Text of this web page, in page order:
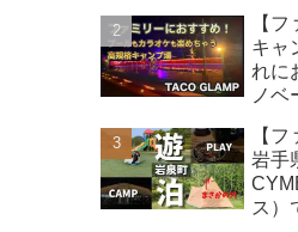
【
キャ
れに
ノベ
す
【
岩手
ス）